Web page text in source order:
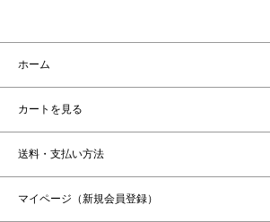
ホーム
カートを見る
送料・支払い方法
マイページ（新規会員登録）